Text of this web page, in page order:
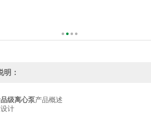
明：
级离心泵产品概述
计